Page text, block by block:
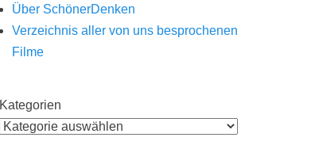
Über SchönerDenken
Verzeichnis aller von uns besprochenen
Filme
Kategorien